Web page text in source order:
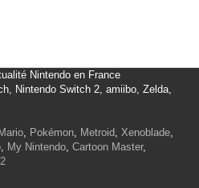
Nintendo en France
Nintendo Switch 2, amiibo, Zelda,
Mario, Pokémon, Metroid, Xenoblade,
, My Nintendo, Cartoon Master,